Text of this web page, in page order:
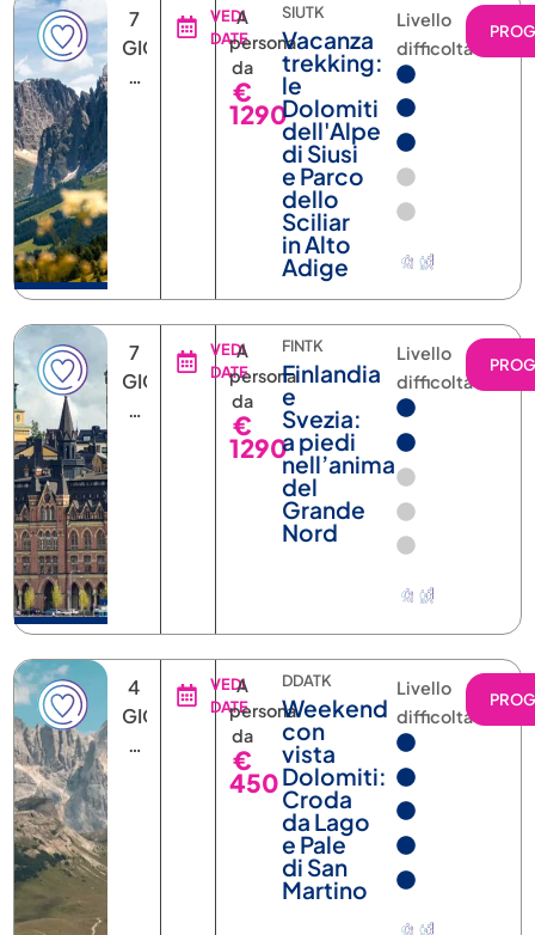
7
GIORNI
6
VEDI
DATE
A
persona
da
€
1290
SIUTK
Vacanza
trekking:
le
Dolomiti
dell'Alpe
di Siusi
e Parco
dello
Sciliar
in Alto
Adige
Livello
difficoltà
7
GIORNI
6
VEDI
DATE
A
persona
da
€
1290
FINTK
Finlandia
e
Svezia:
a piedi
nell’anima
del
Grande
Nord
Livello
difficoltà
4
GIORNI
3
VEDI
DATE
A
persona
da
€
450
DDATK
Weekend
con
vista
Dolomiti:
Croda
da Lago
e Pale
di San
Martino
Livello
difficoltà